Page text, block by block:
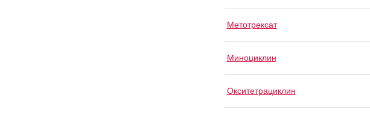
Метотрексат
Миноциклин
Окситетрациклин